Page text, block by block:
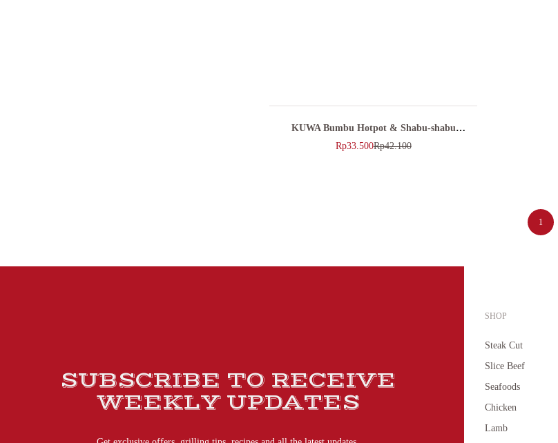
KUWA Bumbu Hotpot & Shabu-shabu
Halal 100gr
Rp42.100
Rp33.500
1
SUBSCRIBE TO RECEIVE
WEEKLY UPDATES
SHOP
Steak Cut
Slice Beef
Seafoods
Chicken
Lamb